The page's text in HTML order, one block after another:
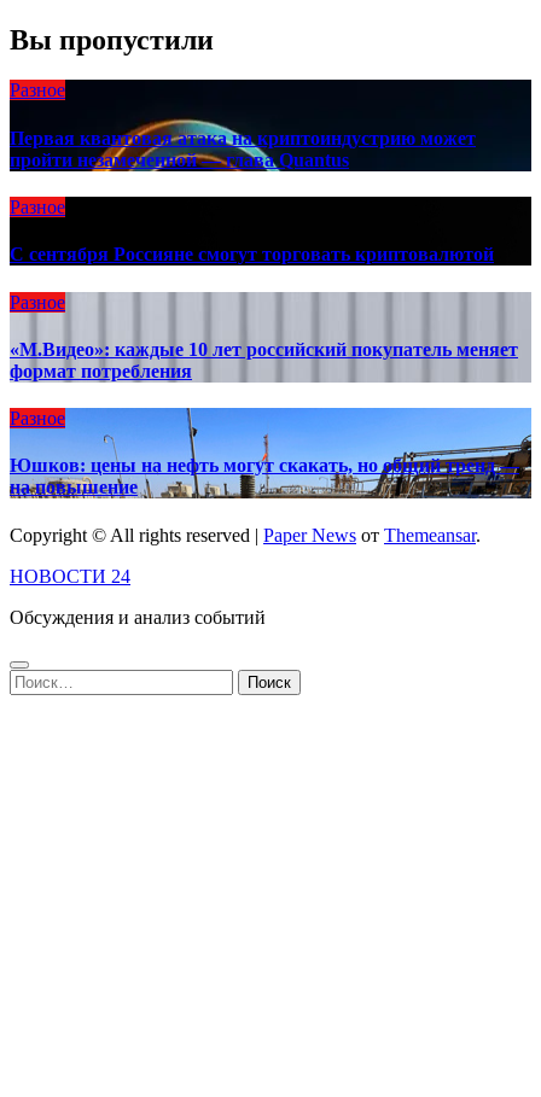
Вы пропустили
Разное
Первая квантовая атака на криптоиндустрию может
пройти незамеченной — глава Quantus
Разное
C сентября Россияне смогут торговать криптовалютой
Разное
«М.Видео»: каждые 10 лет российский покупатель меняет
формат потребления
Разное
Юшков: цены на нефть могут скакать, но общий тренд —
на повышение
Copyright © All rights reserved | Paper News от Themeansar.
НОВОСТИ 24
Обсуждения и анализ событий
Найти: